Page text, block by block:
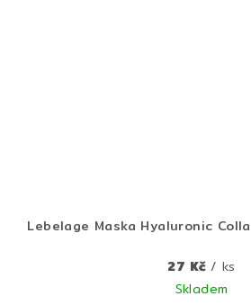
Lebelage Maska Hyaluronic
27 Kč / ks
Skladem